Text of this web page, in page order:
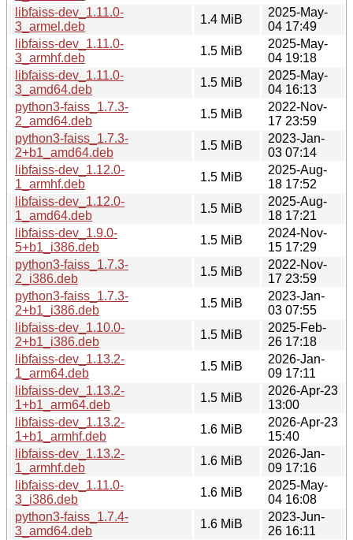
libfaiss-dev_1.11.0-
3_armel.deb
1.4 MiB
2025-May-
04 17:49
libfaiss-dev_1.11.0-
3_armhf.deb
1.5 MiB
2025-May-
04 19:18
libfaiss-dev_1.11.0-
3_amd64.deb
1.5 MiB
2025-May-
04 16:13
python3-faiss_1.7.3-
2_amd64.deb
1.5 MiB
2022-Nov-
17 23:59
python3-faiss_1.7.3-
2+b1_amd64.deb
1.5 MiB
2023-Jan-
03 07:14
libfaiss-dev_1.12.0-
1_armhf.deb
1.5 MiB
2025-Aug-
18 17:52
libfaiss-dev_1.12.0-
1_amd64.deb
1.5 MiB
2025-Aug-
18 17:21
libfaiss-dev_1.9.0-
5+b1_i386.deb
1.5 MiB
2024-Nov-
15 17:29
python3-faiss_1.7.3-
2_i386.deb
1.5 MiB
2022-Nov-
17 23:59
python3-faiss_1.7.3-
2+b1_i386.deb
1.5 MiB
2023-Jan-
03 07:55
libfaiss-dev_1.10.0-
2+b1_i386.deb
1.5 MiB
2025-Feb-
26 17:18
libfaiss-dev_1.13.2-
1_arm64.deb
1.5 MiB
2026-Jan-
09 17:11
libfaiss-dev_1.13.2-
1+b1_arm64.deb
1.5 MiB
2026-Apr-23
13:00
libfaiss-dev_1.13.2-
1+b1_armhf.deb
1.6 MiB
2026-Apr-23
15:40
libfaiss-dev_1.13.2-
1_armhf.deb
1.6 MiB
2026-Jan-
09 17:16
libfaiss-dev_1.11.0-
3_i386.deb
1.6 MiB
2025-May-
04 16:08
python3-faiss_1.7.4-
3_amd64.deb
1.6 MiB
2023-Jun-
26 16:11